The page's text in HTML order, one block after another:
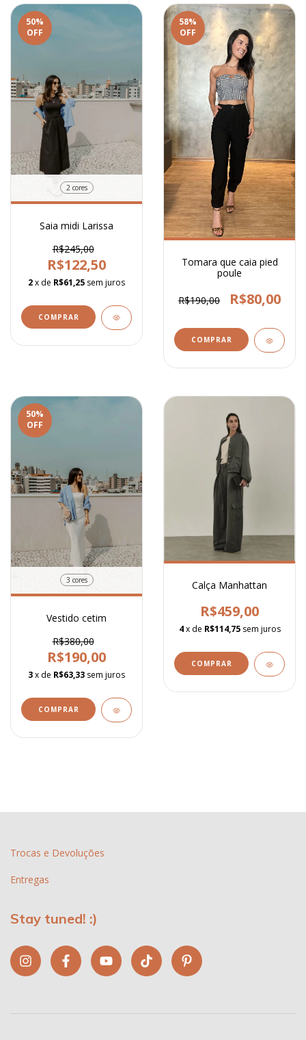
50%
OFF
2 cores
Saia midi Larissa
R$245,00
R$122,50
2x de R$61,25 sem juros
COMPRAR
58%
OFF
Tomara que caia pied
poule
R$190,00 R$80,00
COMPRAR
50%
OFF
3 cores
Vestido cetim
R$380,00
R$190,00
3x de R$63,33 sem juros
COMPRAR
Calça Manhattan
R$459,00
4 x de R$114,75 sem juros
COMPRAR
Trocas e Devoluções
Entregas
Stay tuned! :)